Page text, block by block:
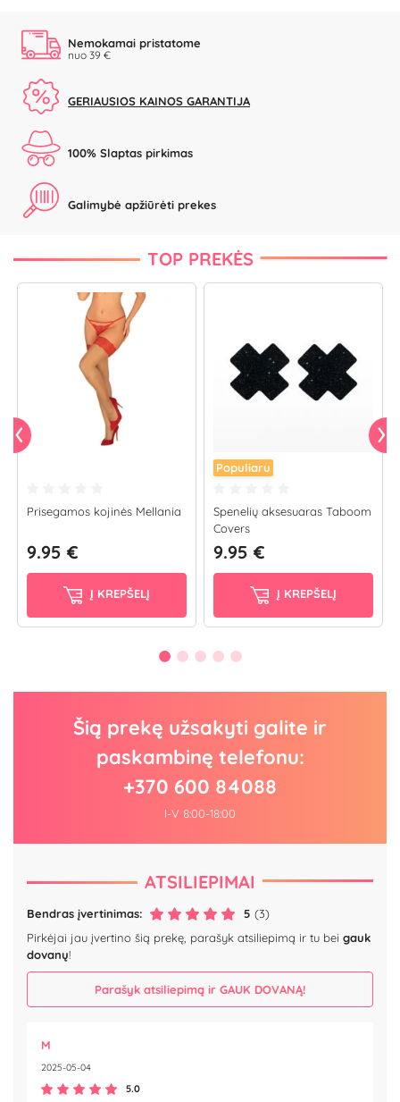
Nemokamai pristatome
nuo 39 €
GERIAUSIOS KAINOS GARANTIJA
100% Slaptas pirkimas
Galimybė apžiūrėti prekes
TOP PREKĖS
Prisegamos kojinės Mellania
9.95 €
Į KREPŠELĮ
Populiaru
Spenelių aksesuaras Taboom
Covers
9.95 €
Į KREPŠELĮ
Šią prekę užsakyti galite ir
paskambinę telefonu:
+370 600 84088
I-V 8:00-18:00
ATSILIEPIMAI
Bendras įvertinimas: 5 (3)
Pirkėjai jau įvertino šią prekę, parašyk atsiliepimą ir tu bei gauk
dovanų!
Parašyk atsiliepimą ir GAUK DOVANĄ!
M
2025-05-04
5.0